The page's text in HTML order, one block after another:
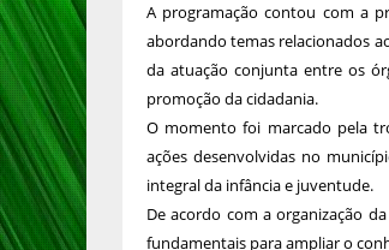
A programação contou com a
abordando temas relacionados
da atuação conjunta entre os
promoção da cidadania.
O momento foi marcado pela
ações desenvolvidas no
integral da infância e juventude.
De acordo com a organização
fundamentais para ampliar o